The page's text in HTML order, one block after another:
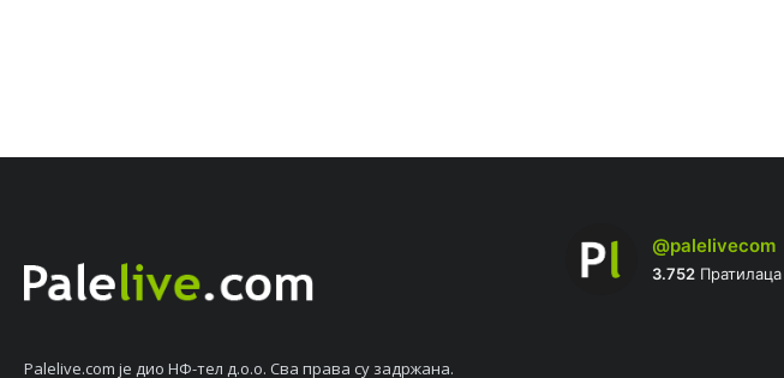
Palelive.com јe дио НФ-тeл д.о.о. Сва права су задржана.
@palelivecom
3.752Пратилаца